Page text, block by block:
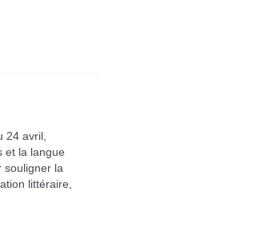
24 avril,
et la langue
souligner la
littéraire,